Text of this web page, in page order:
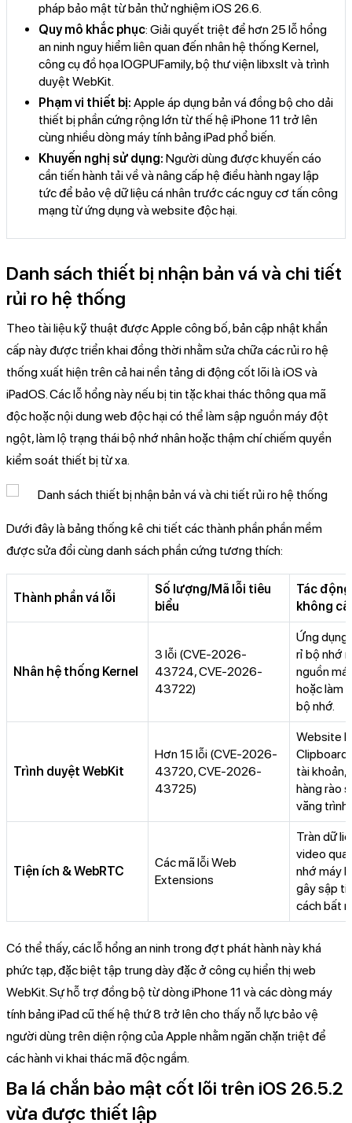
pháp bảo mật từ bản thử nghiệm iOS 26.6.
Quy mô khắc phục: Giải quyết triệt để hơn 25 lỗ hổng
an ninh nguy hiểm liên quan đến nhân hệ thống Kernel,
công cụ đồ họa IOGPUFamily, bộ thư viện libxslt và trình
duyệt WebKit.
Phạm vi thiết bị: Apple áp dụng bản vá đồng bộ cho dải
thiết bị phần cứng rộng lớn từ thế hệ iPhone 11 trở lên
cùng nhiều dòng máy tính bảng iPad phổ biến.
Khuyến nghị sử dụng: Người dùng được khuyến cáo
cần tiến hành tải về và nâng cấp hệ điều hành ngay lập
tức để bảo vệ dữ liệu cá nhân trước các nguy cơ tấn công
mạng từ ứng dụng và website độc hại.
Danh sách thiết bị nhận bản vá và chi tiết
rủi ro hệ thống
Theo tài liệu kỹ thuật được Apple công bố, bản cập nhật khẩn
cấp này được triển khai đồng thời nhằm sửa chữa các rủi ro hệ
thống xuất hiện trên cả hai nền tảng di động cốt lõi là iOS và
iPadOS. Các lỗ hổng này nếu bị tin tặc khai thác thông qua mã
độc hoặc nội dung web độc hại có thể làm sập nguồn máy đột
ngột, làm lộ trạng thái bộ nhớ nhân hoặc thậm chí chiếm quyền
kiểm soát thiết bị từ xa.
Dưới đây là bảng thống kê chi tiết các thành phần phần mềm
được sửa đổi cùng danh sách phần cứng tương thích:
Thành phần vá lỗi
Số lượng/Mã lỗi tiêu
biểu
Tác
không
Nhân hệ thống Kernel
3 lỗi (CVE-2026-
43724, CVE-2026-
43722)
Ứng dụng
rỉ bộ nhớ
nguồn
hoặc làm
bộ nhớ.
Trình duyệt WebKit
Hơn 15 lỗi (CVE-2026-
43720, CVE-2026-
43725)
Website
tài
hàng rào
văng trình
Tiện ích & WebRTC
Các mã lỗi Web
Extensions
Tràn dữ
video qua
nhớ máy
gây sập
cách bất
Có thể thấy, các lỗ hổng an ninh trong đợt phát hành này khá
phức tạp, đặc biệt tập trung dày đặc ở công cụ hiển thị web
WebKit. Sự hỗ trợ đồng bộ từ dòng iPhone 11 và các dòng máy
tính bảng iPad cũ thế hệ thứ 8 trở lên cho thấy nỗ lực bảo vệ
người dùng trên diện rộng của Apple nhằm ngăn chặn triệt để
các hành vi khai thác mã độc ngầm.
Ba lá chắn bảo mật cốt lõi trên iOS 26.5.2
vừa được thiết lập